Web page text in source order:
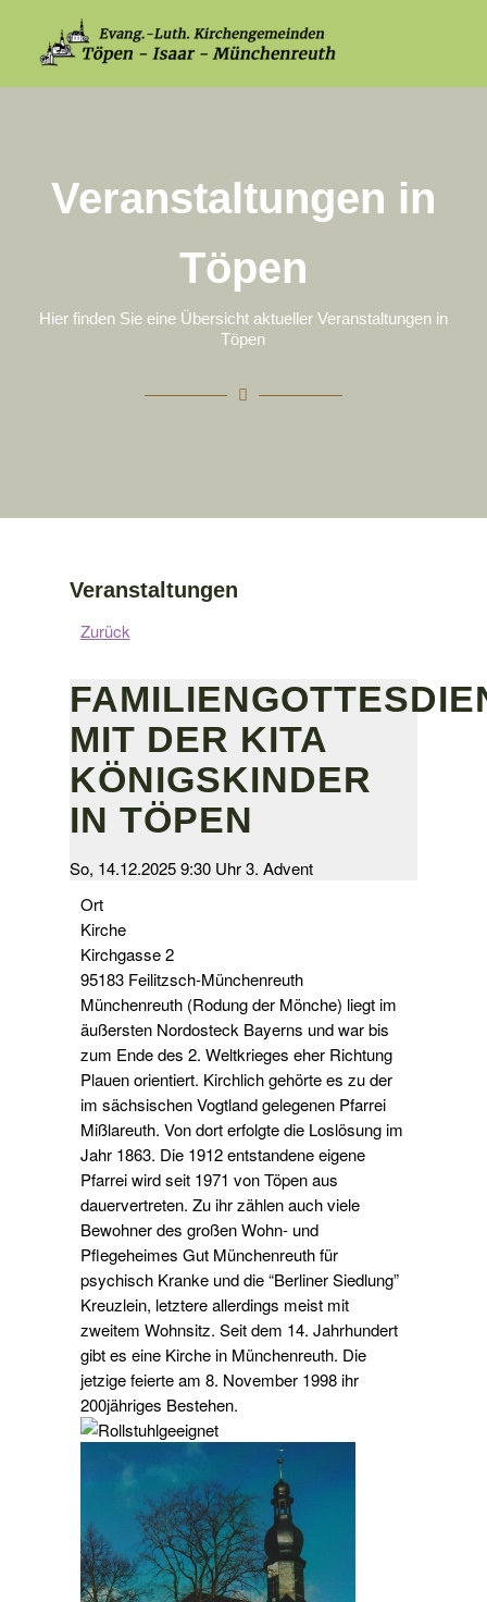
Veranstaltungen in
Töpen
Hier finden Sie eine Übersicht aktueller Veranstaltungen in
Töpen
Veranstaltungen
Zurück
MIT DER KITA
KÖNIGSKINDER
IN TÖPEN
So, 14.12.2025 9:30 Uhr3. Advent
Ort
Kirche
Kirchgasse 2
95183 Feilitzsch-Münchenreuth
Münchenreuth (Rodung der Mönche) liegt im
äußersten Nordosteck Bayerns und war bis
zum Ende des 2. Weltkrieges eher Richtung
Plauen orientiert. Kirchlich gehörte es zu der
im sächsischen Vogtland gelegenen Pfarrei
Mißlareuth. Von dort erfolgte die Loslösung im
Jahr 1863. Die 1912 entstandene eigene
Pfarrei wird seit 1971 von Töpen aus
dauervertreten. Zu ihr zählen auch viele
Bewohner des großen Wohn- und
Pflegeheimes Gut Münchenreuth für
psychisch Kranke und die “Berliner Siedlung”
Kreuzlein, letztere allerdings meist mit
zweitem Wohnsitz. Seit dem 14. Jahrhundert
gibt es eine Kirche in Münchenreuth. Die
jetzige feierte am 8. November 1998 ihr
200jähriges Bestehen.